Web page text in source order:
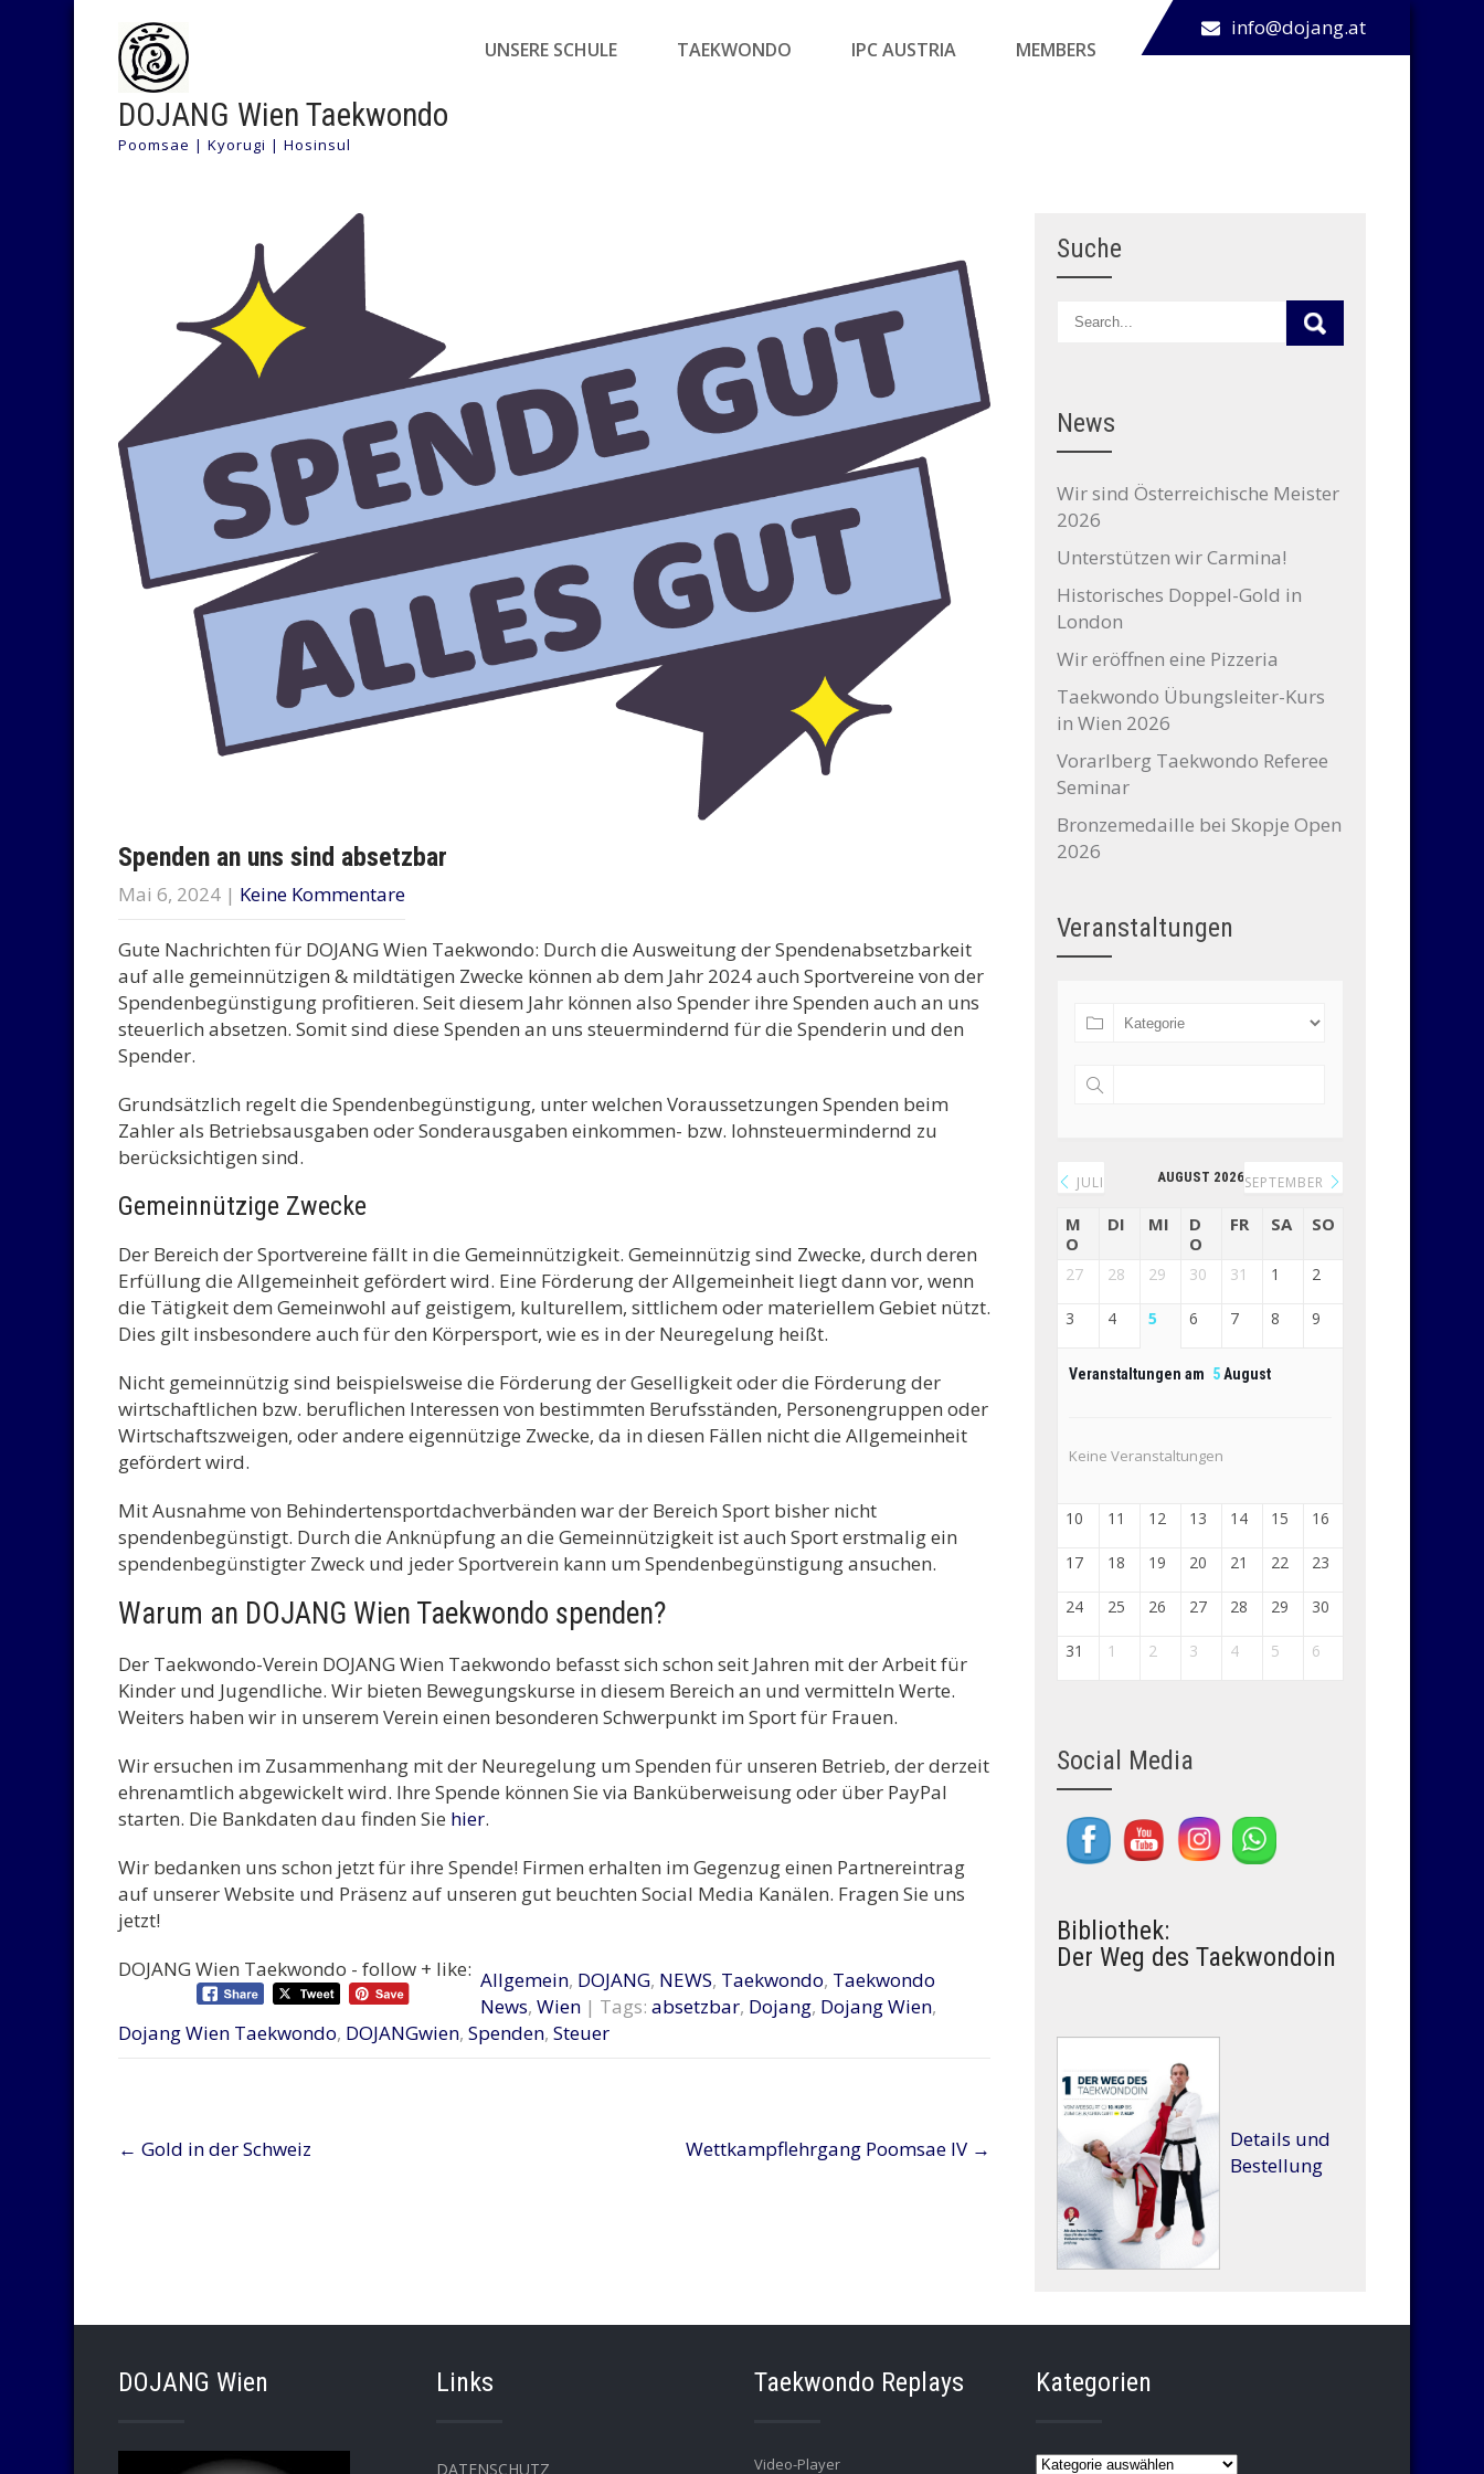
DOJANG Wien Taekwondo
Poomsae | Kyorugi | Hosinsul
info@dojang.at
UNSERE SCHULE TAEKWONDO IPC AUSTRIA MEMBERS
Spenden an uns sind absetzbar
Mai 6, 2024 | Keine Kommentare
Gute Nachrichten für DOJANG Wien Taekwondo: Durch die Ausweitung der Spendenabsetzbarkeit
auf alle gemeinnützigen & mildtätigen Zwecke können ab dem Jahr 2024 auch Sportvereine von der
Spendenbegünstigung profitieren. Seit diesem Jahr können also Spender ihre Spenden auch an uns
steuerlich absetzen. Somit sind diese Spenden an uns steuermindernd für die Spenderin und den
Spender.
Grundsätzlich regelt die Spendenbegünstigung, unter welchen Voraussetzungen Spenden beim
Zahler als Betriebsausgaben oder Sonderausgaben einkommen- bzw. lohnsteuermindernd zu
berücksichtigen sind.
Gemeinnützige Zwecke
Der Bereich der Sportvereine fällt in die Gemeinnützigkeit. Gemeinnützig sind Zwecke, durch deren
Erfüllung die Allgemeinheit gefördert wird. Eine Förderung der Allgemeinheit liegt dann vor, wenn
die Tätigkeit dem Gemeinwohl auf geistigem, kulturellem, sittlichem oder materiellem Gebiet nützt.
Dies gilt insbesondere auch für den Körpersport, wie es in der Neuregelung heißt.
Nicht gemeinnützig sind beispielsweise die Förderung der Geselligkeit oder die Förderung der
wirtschaftlichen bzw. beruflichen Interessen von bestimmten Berufsständen, Personengruppen oder
Wirtschaftszweigen, oder andere eigennützige Zwecke, da in diesen Fällen nicht die Allgemeinheit
gefördert wird.
Mit Ausnahme von Behindertensportdachverbänden war der Bereich Sport bisher nicht
spendenbegünstigt. Durch die Anknüpfung an die Gemeinnützigkeit ist auch Sport erstmalig ein
spendenbegünstigter Zweck und jeder Sportverein kann um Spendenbegünstigung ansuchen.
Warum an DOJANG Wien Taekwondo spenden?
Der Taekwondo-Verein DOJANG Wien Taekwondo befasst sich schon seit Jahren mit der Arbeit für
Kinder und Jugendliche. Wir bieten Bewegungskurse in diesem Bereich an und vermitteln Werte.
Weiters haben wir in unserem Verein einen besonderen Schwerpunkt im Sport für Frauen.
Wir ersuchen im Zusammenhang mit der Neuregelung um Spenden für unseren Betrieb, der derzeit
ehrenamtlich abgewickelt wird. Ihre Spende können Sie via Banküberweisung oder über PayPal
starten. Die Bankdaten dau finden Sie hier.
Wir bedanken uns schon jetzt für ihre Spende! Firmen erhalten im Gegenzug einen Partnereintrag
auf unserer Website und Präsenz auf unseren gut beuchten Social Media Kanälen. Fragen Sie uns
jetzt!
DOJANG Wien Taekwondo - follow + like: Allgemein, DOJANG, NEWS, Taekwondo, Taekwondo
News, Wien | Tags: absetzbar, Dojang, Dojang Wien,
Dojang Wien Taekwondo, DOJANGwien, Spenden, Steuer
navigation
← Gold in der Schweiz Wettkampflehrgang Poomsae IV →
Suche
News
Wir sind Österreichische Meister
2026
Unterstützen wir Carmina!
Historisches Doppel-Gold in
London
Wir eröffnen eine Pizzeria
Taekwondo Übungsleiter-Kurs
in Wien 2026
Vorarlberg Taekwondo Referee
Seminar
Bronzemedaille bei Skopje Open
2026
Veranstaltungen
JULI AUGUST 2026SEPTEMBER
M
O
DI MI
D
O
FR SA SO
27 28 29 30 31 1 2
3 4 5 6 7 8 9
Veranstaltungen am 5August
Keine Veranstaltungen
10 11 12 13 14 15 16
17 18 19 20 21 22 23
24 25 26 27 28 29 30
31 1 2 3 4 5 6
Social Media
Set Youtube Channel ID
Bibliothek:
Der Weg des Taekwondoin
Details und
Bestellung
DOJANG Wien Links
DATENSCHUTZ
Taekwondo Replays
Video-Player
Kategorien
Kategorien